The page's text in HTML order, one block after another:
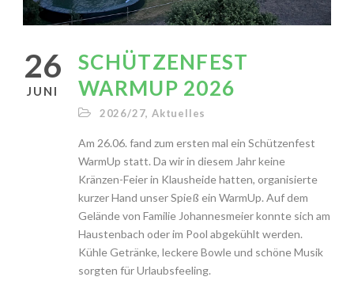
26
JUNI
SCHÜTZENFEST
WARMUP 2026
2026/27, Aktuelles
Am 26.06. fand zum ersten mal ein Schützenfest
WarmUp statt. Da wir in diesem Jahr keine
Kränzen-Feier in Klausheide hatten, organisierte
kurzer Hand unser Spieß ein WarmUp. Auf dem
Gelände von Familie Johannesmeier konnte sich am
Haustenbach oder im Pool abgekühlt werden.
Kühle Getränke, leckere Bowle und schöne Musik
sorgten für Urlaubsfeeling.